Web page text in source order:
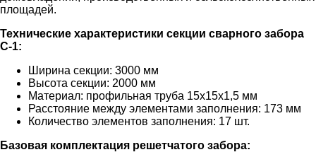
площадей.
Технические характеристики секции сварного забора
С-1:
Ширина секции: 3000 мм
Высота секции: 2000 мм
Материал: профильная труба 15х15х1,5 мм
Расстояние между элементами заполнения: 173 мм
Количество элементов заполнения: 17 шт.
Базовая комплектация решетчатого забора: